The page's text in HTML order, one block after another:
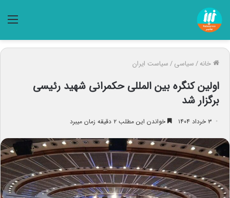
خانه/سیاسی/سیاست ایران
اولین کنگره بین المللی حکمرانی شهید رئیسی
برگزار شد
۳ خرداد ۱۴۰۴ خواندن این مطلب ۲ دقیقه زمان میبرد